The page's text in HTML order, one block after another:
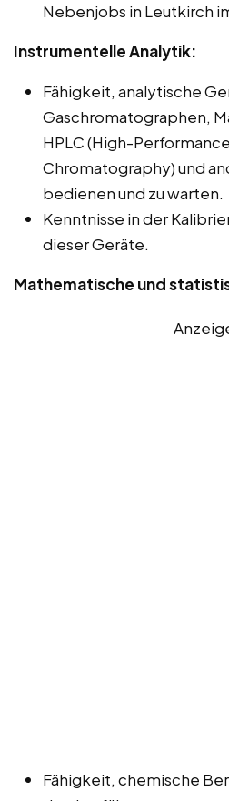
Nebenjobs in Leutkirch
Instrumentelle Analytik:
Fähigkeit, analytische
Gaschromatographen,
HPLC (High-
Chromatography) und
bedienen und zu warten.
Kenntnisse in der
dieser Geräte.
Mathematische und
Fähigkeit, chemische